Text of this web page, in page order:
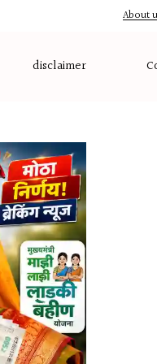
About
disclaimer